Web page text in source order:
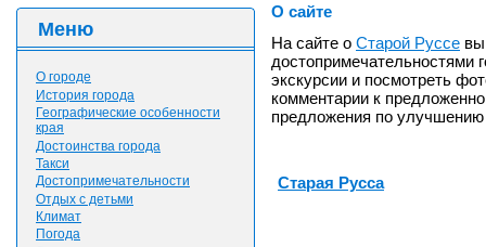
О сайте
На сайте о Старой Руссе
достопримечательностями
экскурсии и посмотреть
комментарии к
предложения по улучшению
Старая Русса
Меню
О городе
История города
Географические особенности
края
Достоинства города
Такси
Достопримечательности
Отдых с детьми
Климат
Погода